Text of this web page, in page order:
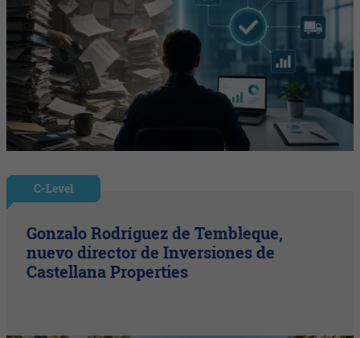
C-Level
Gonzalo Rodríguez de Tembleque,
nuevo director de Inversiones de
Castellana Properties